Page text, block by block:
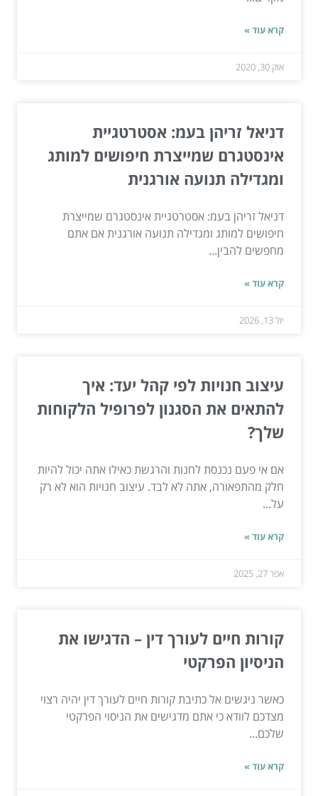
קרא עוד »
אוק 30, 2020
דניאל זריהן בעמ: אסטרטגיית
אינסטגרם שמייצרת חיפושים למותג
ומגדילה תנועה אורגנית
דניאל זריהן בעמ: אסטרטגיית אינסטגרם שמייצרת
חיפושים למותג ומגדילה תנועה אורגנית אם אתם
מחפשים להבין...
קרא עוד »
יול 13, 2026
עיצוב חנויות לפי קהל יעד: איך
להתאים את הסגנון לפרופיל הלקוחות
שלך?
אם אי פעם נכנסת לחנות והרגשת כאילו אתה יכול להיות
חלק מהתפאורה, אתה לא לבד. עיצוב חנויות הוא לא רק
על...
קרא עוד »
אפר 27, 2025
קורות חיים לעורך דין – הדגישו את
הניסיון הפרקטי
כאשר ניגשים אל כתיבת קורות חיים לעורך דין יהיה רצוי
מצדכם לוודא כי אתם מדגישים את הניסוי הפרקטי
שלכם...
קרא עוד »